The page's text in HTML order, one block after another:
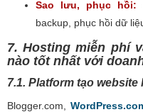
Sao lưu, phục hồi:
backup, phục hồi dữ
7. Hosting miễn phí
nào tốt nhất với
7.1. Platform tạo
Blogger.com,